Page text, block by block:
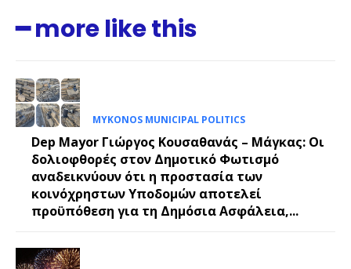
━ more like this
MYKONOS MUNICIPAL POLITICS
Dep Mayor Γιώργος Κουσαθανάς – Μάγκας: Οι
δολιοφθορές στον Δημοτικό Φωτισμό
αναδεικνύουν ότι η προστασία των
κοινόχρηστων Υποδομών αποτελεί
προϋπόθεση για τη Δημόσια Ασφάλεια,...